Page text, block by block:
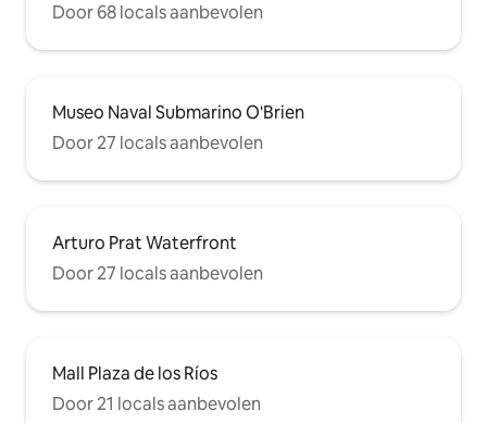
Door 68 locals aanbevolen
Museo Naval Submarino O'Brien
Door 27 locals aanbevolen
Arturo Prat Waterfront
Door 27 locals aanbevolen
Mall Plaza de los Ríos
Door 21 locals aanbevolen